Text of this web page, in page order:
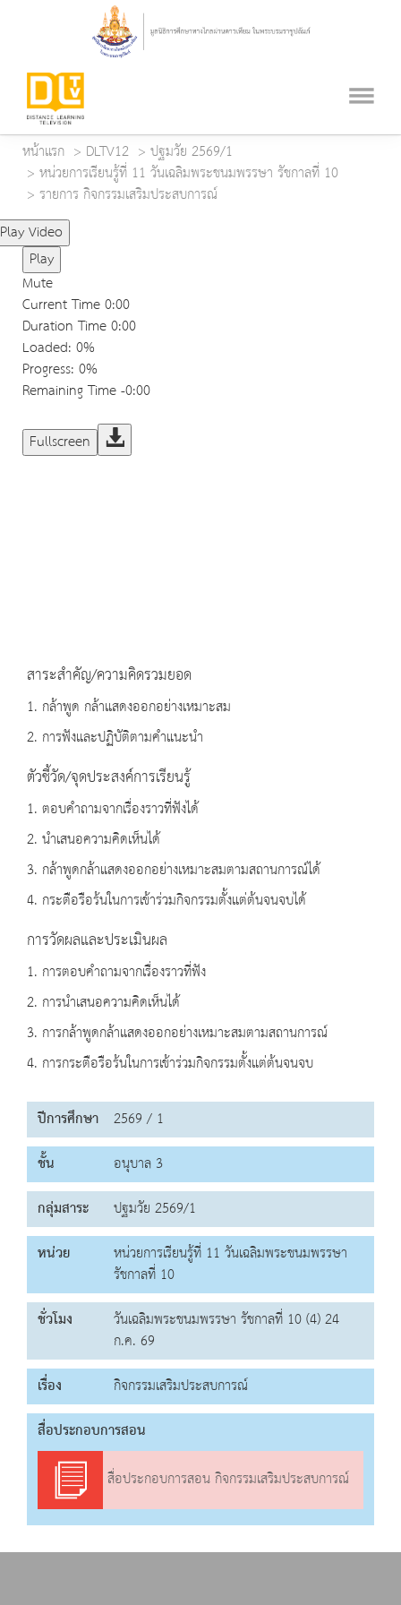
หน้าแรก DLTV12
ปฐมวัย 2569/1
หน่วยการเรียนรู้ที่ 11 วันเฉลิมพระชนมพรรษา รัชกาลที่ 10
รายการ กิจกรรมเสริมประสบการณ์
Play Video
Play
Mute
Current Time0:00
Duration Time0:00
Loaded: 0%
Progress: 0%
Remaining Time-0:00
Fullscreen
สาระสำคัญ/ความคิดรวมยอด
1. กล้าพูด กล้าแสดงออกอย่างเหมาะสม
2. การฟังและปฏิบัติตามคำแนะนำ
ตัวชี้วัด/จุดประสงค์การเรียนรู้
1. ตอบคำถามจากเรื่องราวที่ฟังได้
2. นำเสนอความคิดเห็นได้
3. กล้าพูดกล้าแสดงออกอย่างเหมาะสมตามสถานการณ์ได้
4. กระตือรือร้นในการเข้าร่วมกิจกรรมตั้งแต่ต้นจนจบได้
การวัดผลและประเมินผล
1. การตอบคำถามจากเรื่องราวที่ฟัง
2. การนำเสนอความคิดเห็นได้
3. การกล้าพูดกล้าแสดงออกอย่างเหมาะสมตามสถานการณ์
4. การกระตือรือร้นในการเข้าร่วมกิจกรรมตั้งแต่ต้นจนจบ
ปีการศึกษา 2569 / 1
ชั้น
อนุบาล 3
กลุ่มสาระ
ปฐมวัย 2569/1
หน่วย
หน่วยการเรียนรู้ที่ 11 วันเฉลิมพระชนมพรรษา
รัชกาลที่ 10
ชั่วโมง
วันเฉลิมพระชนมพรรษา รัชกาลที่ 10 (4) 24
ก.ค. 69
เรื่อง
กิจกรรมเสริมประสบการณ์
สื่อประกอบการสอน
สื่อประกอบการสอน กิจกรรมเสริมประสบการณ์